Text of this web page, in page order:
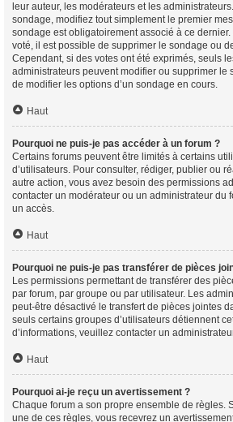
leur auteur, les modérateurs et les
sondage, modifiez tout simplement le premier
sondage est obligatoirement associé à ce dernier.
voté, il est possible de supprimer le sondage ou
Cependant, si des votes ont été exprimés, seuls
administrateurs peuvent modifier ou supprimer le
de modifier les options d’un sondage en cours.
Haut
Pourquoi ne puis-je pas accéder à un forum ?
Certains forums peuvent être limités à certains
d’utilisateurs. Pour consulter, rédiger, publier ou
autre action, vous avez besoin des permissions
contacter un modérateur ou un administrateur du
un accès.
Haut
Pourquoi ne puis-je pas transférer de pièces
Les permissions permettant de transférer des
par forum, par groupe ou par utilisateur. Les
peut-être désactivé le transfert de pièces jointes
seuls certains groupes d’utilisateurs détiennent
d’informations, veuillez contacter un
Haut
Pourquoi ai-je reçu un avertissement ?
Chaque forum a son propre ensemble de règles.
une de ces règles, vous recevrez un